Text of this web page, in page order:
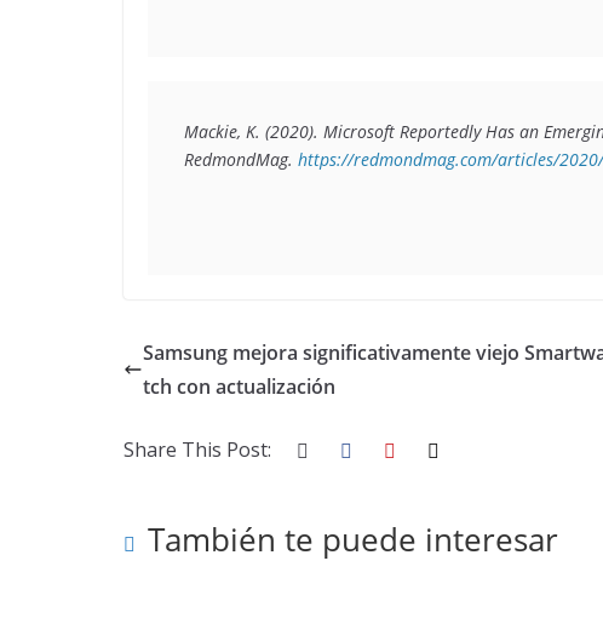
Mackie, K. (2020). Microsoft Reportedly Has an
RedmondMag. https://redmondmag.com/articles/
Samsung mejora significativamente viejo
tch con actualización
Share This Post:
También te puede interesar